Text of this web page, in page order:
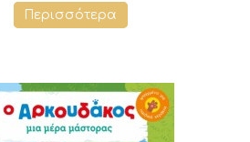
Περισσότερα